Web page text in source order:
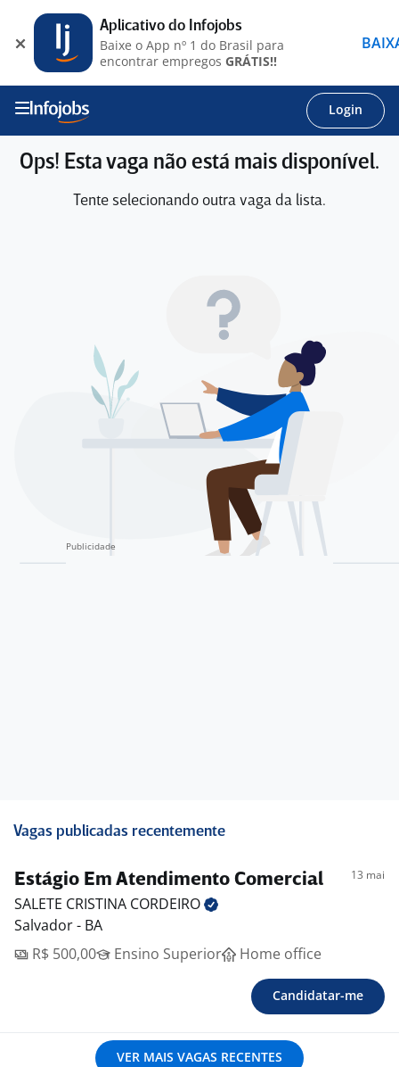
Login
Ops! Esta vaga não está mais disponível.
Tente selecionando outra vaga da lista.
Vagas publicadas recentemente
Estágio Em Atendimento Comercial 13 mai
SALETE CRISTINA CORDEIRO
Salvador - BA
R$ 500,00
Ensino Superior Home office
Candidatar-me
VER MAIS VAGAS RECENTES
Aplicativo do Infojobs
Baixe o App nº 1 do Brasil para
encontrar empregos GRÁTIS!!